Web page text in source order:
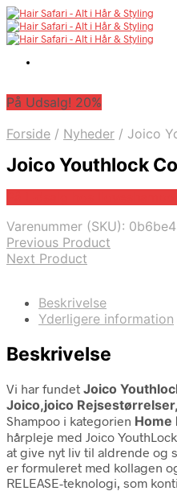
På Udsalg! 20%
Forside / Nyheder / Joico
Joico Youthlock
Varenummer (SKU):
Previous Product
Next Product
Beskrivelse
Yderligere information
Beskrivelse
Vi har fundet Joico
Joico,joico
Shampoo i kategorien Home
hårpleje med Joico
at give nyt liv til aldrende og
er formuleret med kollagen
RELEASE-teknologi, som